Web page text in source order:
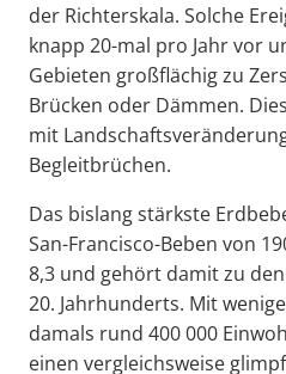
der Richterskala. Solche
knapp 20-mal pro Jahr vor
Gebieten großflächig zu
Brücken oder Dämmen.
mit
Begleitbrüchen.
Das bislang stärkste
San-Francisco-Beben von
8,3 und gehört damit zu
20. Jahrhunderts. Mit
damals rund 400 000
einen vergleichsweise